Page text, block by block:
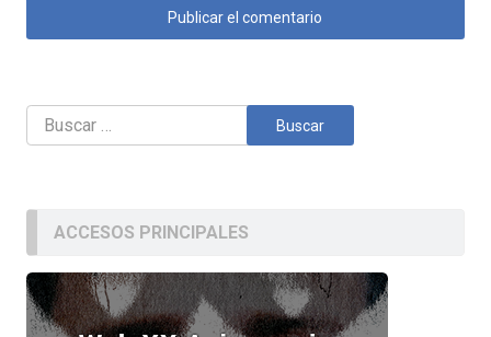
Buscar:
ACCESOS PRINCIPALES